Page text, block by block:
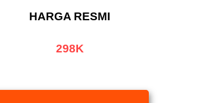
HARGA RESMI
298K